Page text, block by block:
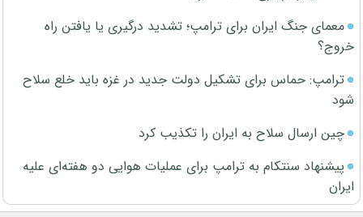
معمای جنگ ایران برای ترامپ؛ تشدید درگیری یا یافتن راه
خروج؟
ترامپ: حماس برای تشکیل دولت جدید در غزه باید خلع سلاح
شود
چین ارسال سلاح به ایران را تکذیب کرد
پیشنهاد سنتکام به ترامپ برای عملیات هوایی دو هفته‌ای علیه
ایران